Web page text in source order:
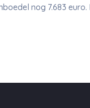
nog 7.683